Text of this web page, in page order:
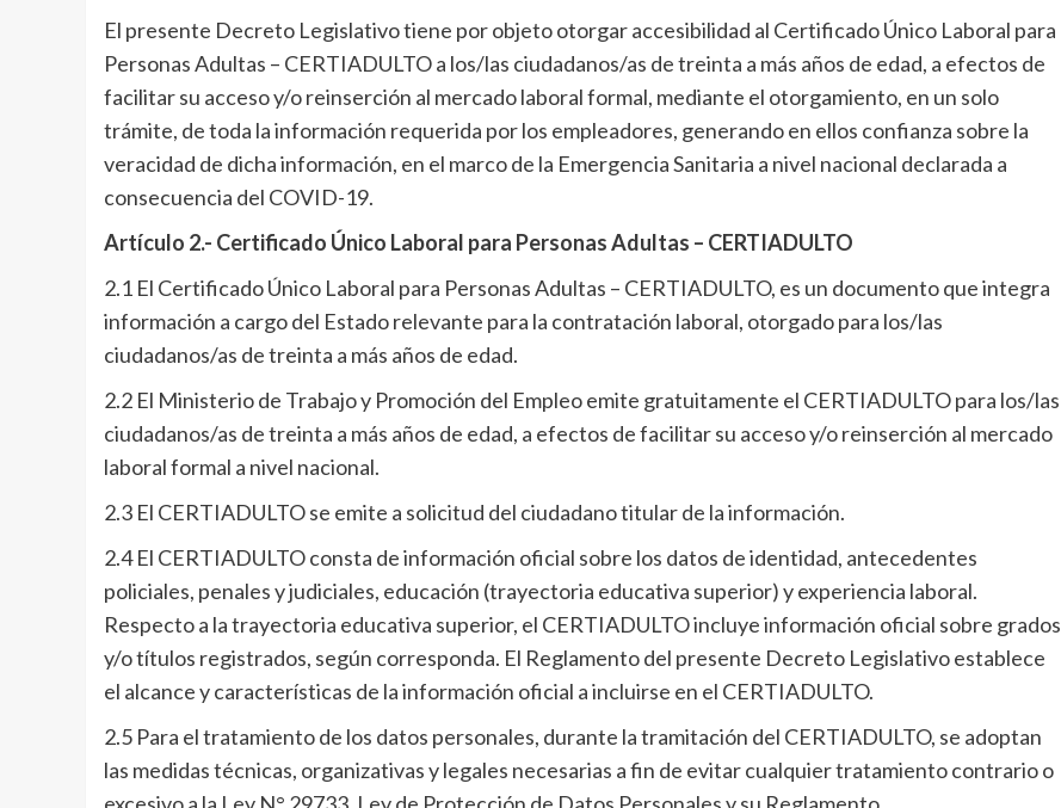
El presente Decreto Legislativo tiene por objeto otorgar accesibilidad al Certificado Único Laboral para
Personas Adultas – CERTIADULTO a los/las ciudadanos/as de treinta a más años de edad, a efectos de
facilitar su acceso y/o reinserción al mercado laboral formal, mediante el otorgamiento, en un solo
trámite, de toda la información requerida por los empleadores, generando en ellos confianza sobre la
veracidad de dicha información, en el marco de la Emergencia Sanitaria a nivel nacional declarada a
consecuencia del COVID-19.
Artículo 2.- Certificado Único Laboral para Personas Adultas – CERTIADULTO
2.1 El Certificado Único Laboral para Personas Adultas – CERTIADULTO, es un documento que integra
información a cargo del Estado relevante para la contratación laboral, otorgado para los/las
ciudadanos/as de treinta a más años de edad.
2.2 El Ministerio de Trabajo y Promoción del Empleo emite gratuitamente el CERTIADULTO para los/las
ciudadanos/as de treinta a más años de edad, a efectos de facilitar su acceso y/o reinserción al mercado
laboral formal a nivel nacional.
2.3 El CERTIADULTO se emite a solicitud del ciudadano titular de la información.
2.4 El CERTIADULTO consta de información oficial sobre los datos de identidad, antecedentes
policiales, penales y judiciales, educación (trayectoria educativa superior) y experiencia laboral.
Respecto a la trayectoria educativa superior, el CERTIADULTO incluye información oficial sobre grados
y/o títulos registrados, según corresponda. El Reglamento del presente Decreto Legislativo establece
el alcance y características de la información oficial a incluirse en el CERTIADULTO.
2.5 Para el tratamiento de los datos personales, durante la tramitación del CERTIADULTO, se adoptan
las medidas técnicas, organizativas y legales necesarias a fin de evitar cualquier tratamiento contrario o